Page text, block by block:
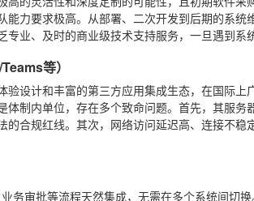
能力要求极高。从部署、二次开发到后期的系
专业、及时的商业级技术支持服务，一旦遇到系
等）
验设计和丰富的第三方应用集成生态，在国际上
体制内单位，存在多个致命问题。首先，其服
的合规红线。其次，网络访问延迟高、连接不
务审批等流程天然集成，无需在多个系统间切换